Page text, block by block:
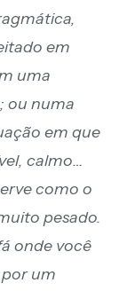
em
uma
ou numa
em que
calmo…
como o
pesado.
onde você
um